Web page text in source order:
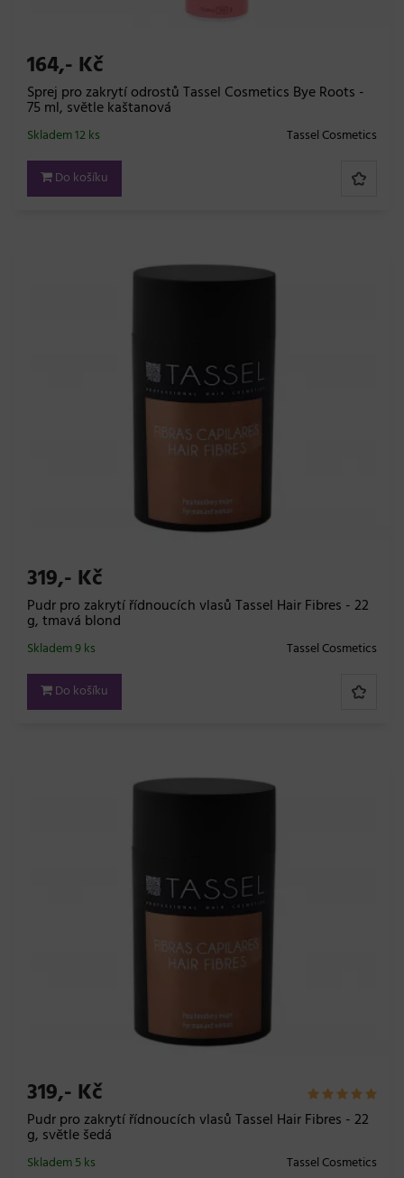
164,- Kč
Sprej pro zakrytí odrostů Tassel Cosmetics Bye Roots -
75 ml, světle kaštanová
Tassel Cosmetics
Skladem 12 ks
Do košíku
319,- Kč
Pudr pro zakrytí řídnoucích vlasů Tassel Hair Fibres - 22
g, tmavá blond
Tassel Cosmetics
Skladem 9 ks
Do košíku
319,- Kč
Pudr pro zakrytí řídnoucích vlasů Tassel Hair Fibres - 22
g, světle šedá
Tassel Cosmetics
Skladem 5 ks